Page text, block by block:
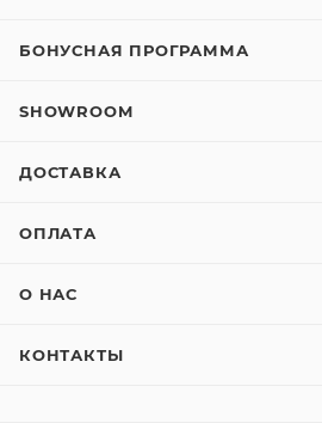
БОНУСНАЯ ПРОГРАММА
SHOWROOM
ДОСТАВКА
ОПЛАТА
О НАС
КОНТАКТЫ